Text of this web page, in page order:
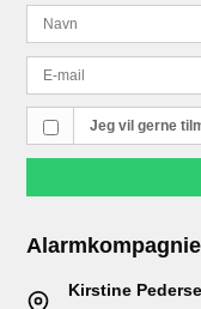
Jeg vil gerne
Kirstine